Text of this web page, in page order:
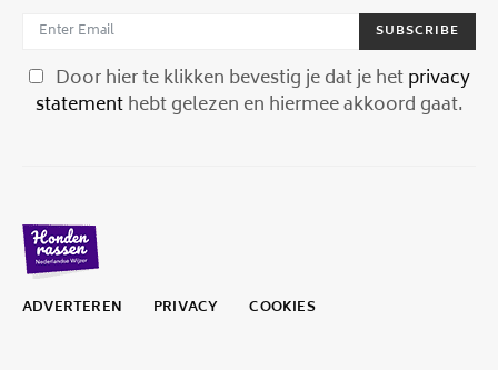
SUBSCRIBE
Door hier te klikken bevestig je dat je hetprivacy
statementhebt gelezen en hiermee akkoord gaat.
ADVERTEREN PRIVACY COOKIES